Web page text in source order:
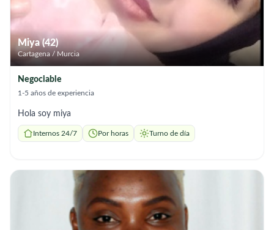
Miya (42)
Cartagena / Murcia
Negociable
1-5 años de experiencia
Hola soy miya
Internos 24/7 Por horas Turno de día